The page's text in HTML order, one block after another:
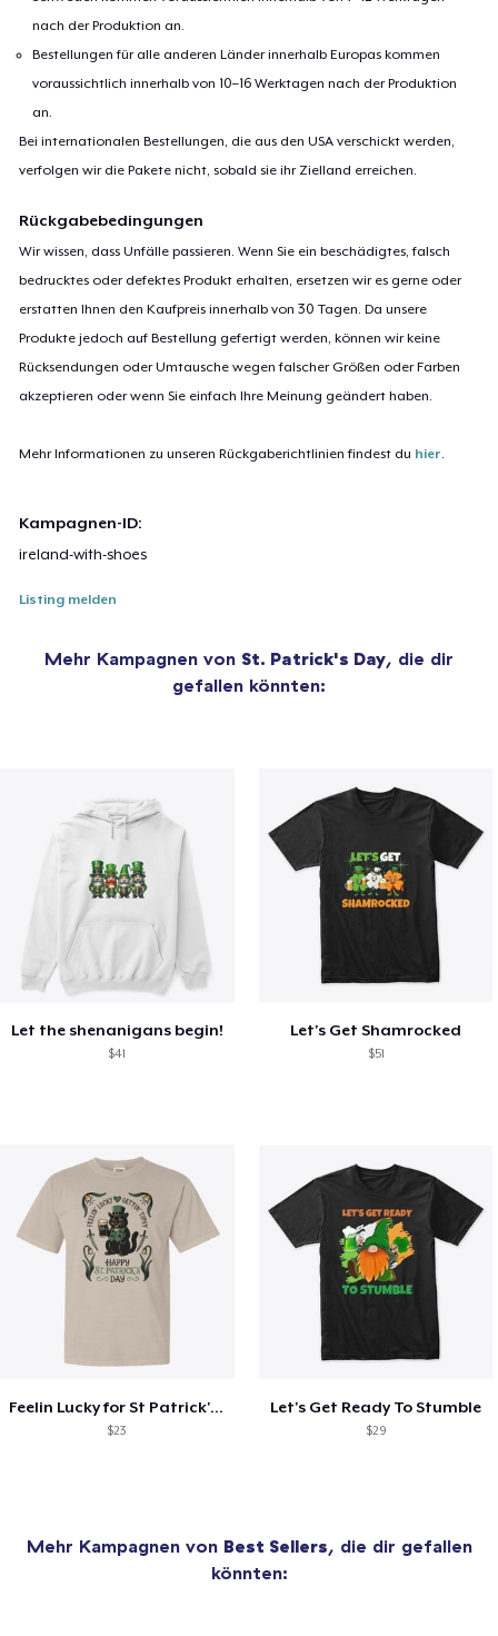
nach der Produktion an.
Bestellungen für alle anderen Länder innerhalb Europas kommen
voraussichtlich innerhalb von 10–16 Werktagen nach der Produktion
an.
Bei internationalen Bestellungen, die aus den USA verschickt werden,
verfolgen wir die Pakete nicht, sobald sie ihr Zielland erreichen.
Rückgabebedingungen
Wir wissen, dass Unfälle passieren. Wenn Sie ein beschädigtes, falsch
bedrucktes oder defektes Produkt erhalten, ersetzen wir es gerne oder
erstatten Ihnen den Kaufpreis innerhalb von 30 Tagen. Da unsere
Produkte jedoch auf Bestellung gefertigt werden, können wir keine
Rücksendungen oder Umtausche wegen falscher Größen oder Farben
akzeptieren oder wenn Sie einfach Ihre Meinung geändert haben.
Mehr Informationen zu unseren Rückgaberichtlinien findest du hier.
Kampagnen-ID:
ireland-with-shoes
Listing melden
Mehr Kampagnen von St. Patrick's Day, die dir
gefallen könnten:
Let the shenanigans begin!
$41
Let's Get Shamrocked
$51
Feelin Lucky for St Patrick's Day
$23
Let's Get Ready To Stumble
$29
Mehr Kampagnen von Best Sellers, die dir gefallen
könnten: